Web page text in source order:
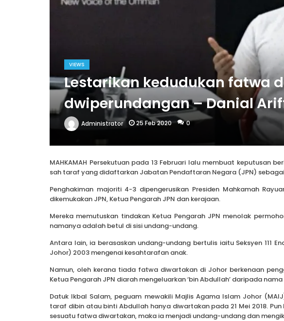
VIEWS
Lestarikan kedudukan fatwa
dwiperundangan – Danial
Administrator 25 Feb 2020 0
MAHKAMAH Persekutuan pada 13 Februari lalu membuat keputusan
sah taraf yang didaftarkan Jabatan Pendaftaran Negara (JPN) sebagai
Penghakiman majoriti 4-3 dipengerusikan Presiden Mahkamah
dikemukakan JPN, Ketua Pengarah JPN dan kerajaan.
Mereka memutuskan tindakan Ketua Pengarah JPN menolak
namanya adalah betul di sisi undang-undang.
Antara lain, ia berasaskan undang-undang bertulis iaitu Seksyen 111
Johor) 2003 mengenai kesahtarafan anak.
Namun, oleh kerana tiada fatwa diwartakan di Johor berkenaan
Ketua Pengarah JPN diarah mengeluarkan ‘bin Abdullah’ daripada
Datuk Ikbal Salam, peguam mewakili Majlis Agama Islam Johor
taraf dibin atau binti Abdullah hanya diwartakan pada 21 Mei 2018.
sesuatu fatwa diwartakan, maka ia menjadi undang-undang dan